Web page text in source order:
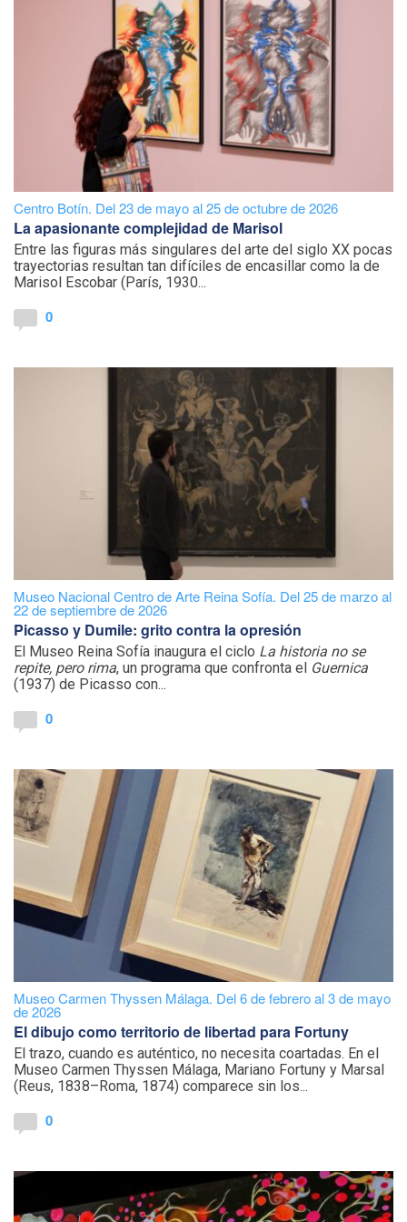
Centro Botín. Del 23 de mayo al 25 de octubre de 2026
La apasionante complejidad de Marisol
Entre las figuras más singulares del arte del siglo XX pocas
trayectorias resultan tan difíciles de encasillar como la de
Marisol Escobar (París, 1930...
0
Museo Nacional Centro de Arte Reina Sofía. Del 25 de marzo al
22 de septiembre de 2026
Picasso y Dumile: grito contra la opresión
El Museo Reina Sofía inaugura el ciclo La historia no se
repite, pero rima, un programa que confronta el Guernica
(1937) de Picasso con...
0
Museo Carmen Thyssen Málaga. Del 6 de febrero al 3 de mayo
de 2026
El dibujo como territorio de libertad para Fortuny
El trazo, cuando es auténtico, no necesita coartadas. En el
Museo Carmen Thyssen Málaga, Mariano Fortuny y Marsal
(Reus, 1838–Roma, 1874) comparece sin los...
0